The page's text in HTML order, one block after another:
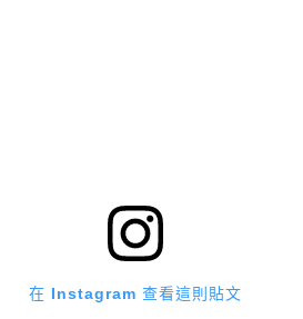
在 Instagram 查看這則貼文